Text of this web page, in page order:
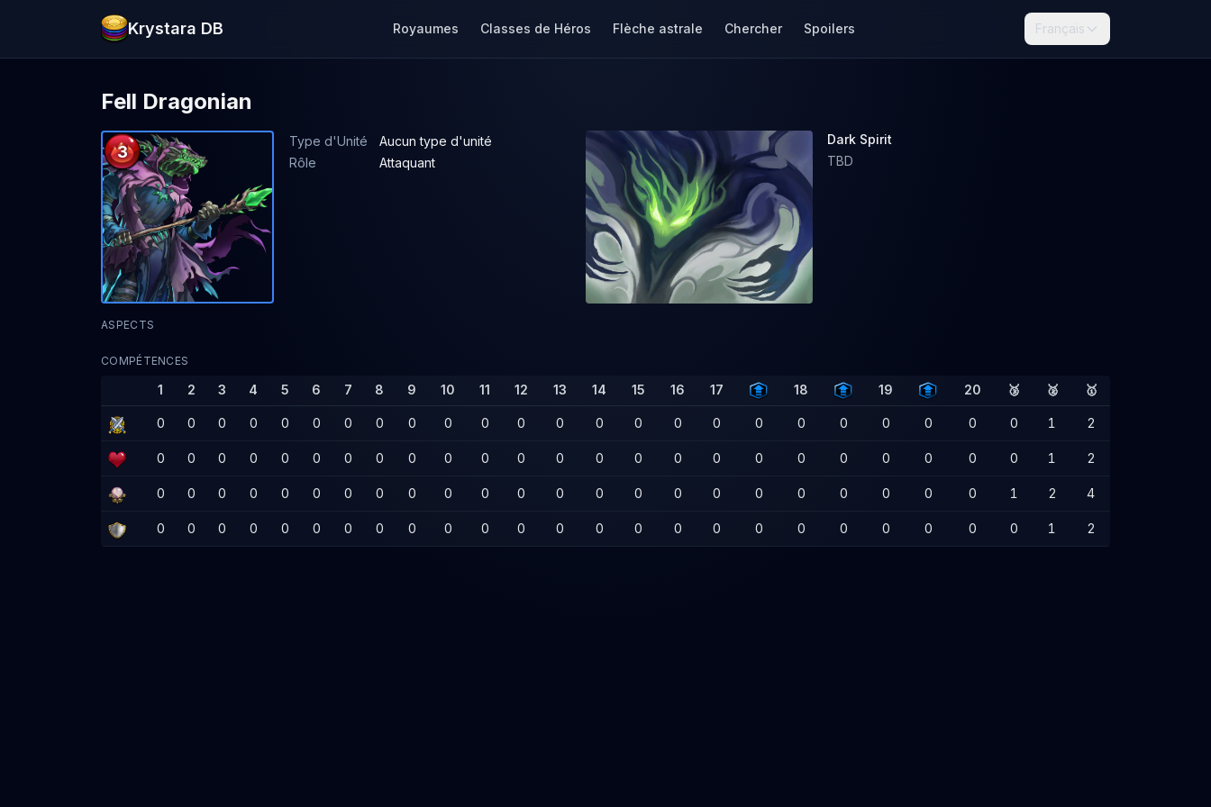
Krystara DB Royaumes Classes de Héros Flèche astrale Chercher Spoilers Français
Fell Dragonian
3
Type d'Unité
Aucun type d'unité
Rôle
Attaquant
Dark Spirit
TBD
ASPECTS
COMPÉTENCES
1 2 3 4 5 6 7 8 9 10 11 12 13 14 15 16 17 18 19 20 🥉 🥈 🥇
0 0 0 0 0 0 0 0 0 0 0 0 0 0 0 0 0 0 0 0 0 0 0 0 1 2
0 0 0 0 0 0 0 0 0 0 0 0 0 0 0 0 0 0 0 0 0 0 0 0 1 2
0 0 0 0 0 0 0 0 0 0 0 0 0 0 0 0 0 0 0 0 0 0 0 1 2 4
0 0 0 0 0 0 0 0 0 0 0 0 0 0 0 0 0 0 0 0 0 0 0 0 1 2